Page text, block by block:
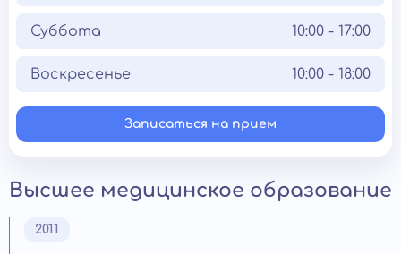
Суббота 10:00 - 17:00
Воскресенье 10:00 - 18:00
Записаться на прием
Высшее медицинское образование
2011